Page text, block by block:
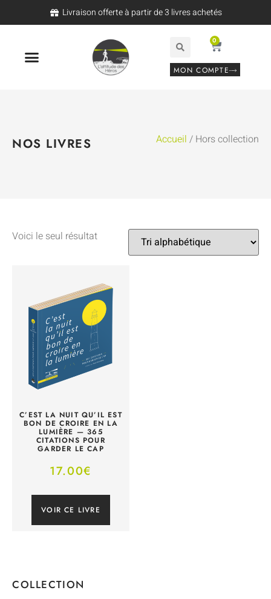
Livraison offerte à partir de 3 livres achetés
0
MON COMPTE
NOS LIVRES Accueil / Hors collection
COLLECTION
Voici le seul résultat
C’EST LA NUIT QU’IL EST
BON DE CROIRE EN LA
LUMIÈRE — 365
CITATIONS POUR
GARDER LE CAP
17.00€
VOIR CE LIVRE